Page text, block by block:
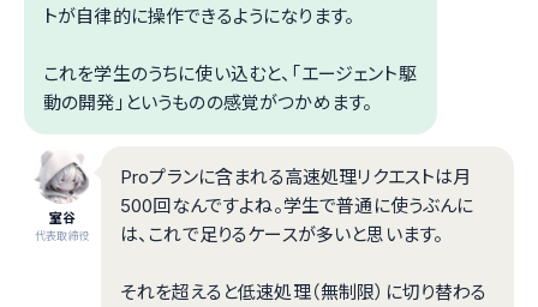
トが自律的に操作できるようになります。
これを学生のうちに使い込むと、「エージェント駆
動の開発」というものの感覚がつかめます。
室谷
代表取締役
Proプランに含まれる高速処理リクエストは月
500回なんですよね。学生で普通に使うぶんに
は、これで足りるケースが多いと思います。
それを超えると低速処理（無制限）に切り替わる